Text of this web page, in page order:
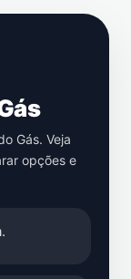
Gás. Veja
opções e